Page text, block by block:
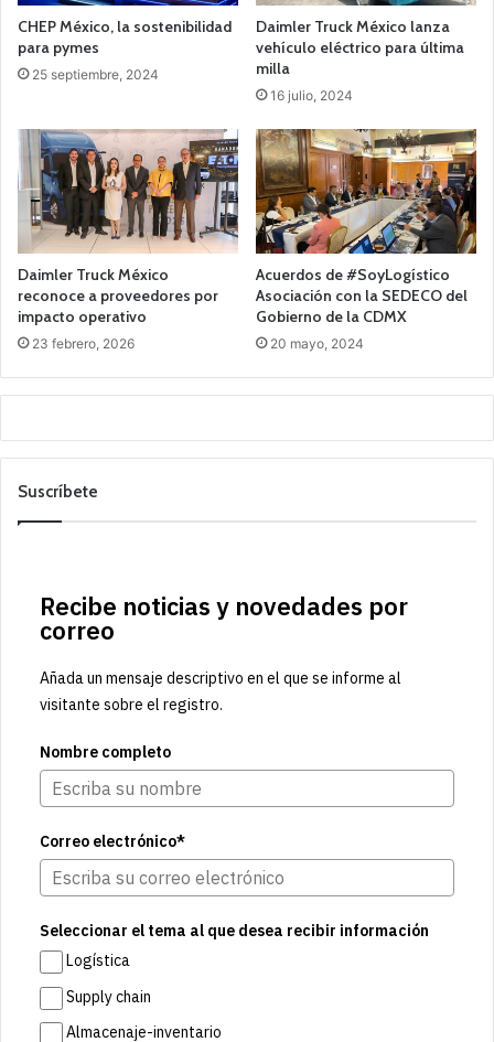
CHEP México, la sostenibilidad
para pymes
25 septiembre, 2024
Daimler Truck México lanza
vehículo eléctrico para última
milla
16 julio, 2024
Daimler Truck México
reconoce a proveedores por
impacto operativo
23 febrero, 2026
Acuerdos de #SoyLogístico
Asociación con la SEDECO del
Gobierno de la CDMX
20 mayo, 2024
Suscríbete
Recibe noticias y novedades por
correo
Añada un mensaje descriptivo en el que se informe al
visitante sobre el registro.
Nombre completo
Correo electrónico*
Seleccionar el tema al que desea recibir información
Logística
Supply chain
Almacenaje-inventario